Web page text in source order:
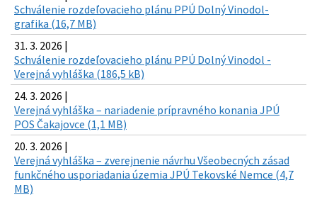
Schválenie rozdeľovacieho plánu PPÚ Dolný Vinodol-
grafika (16,7 MB)
31. 3. 2026 |
Schválenie rozdeľovacieho plánu PPÚ Dolný Vinodol -
Verejná vyhláška (186,5 kB)
24. 3. 2026 |
Verejná vyhláška – nariadenie prípravného konania JPÚ
POS Čakajovce (1,1 MB)
20. 3. 2026 |
Verejná vyhláška – zverejnenie návrhu Všeobecných zásad
funkčného usporiadania územia JPÚ Tekovské Nemce (4,7
MB)